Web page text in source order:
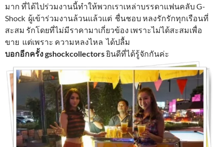
มาก ที่ได้ไปร่วมงานนี้ทำให้พวกเราเหล่าบรรดาแฟนคลับ G-
Shock ผู้เข้าร่วมงานล้วนแล้วแต่ ชื่นชอบ หลงรักรักทุกเรือนที่
สะสม รักโดยที่ไม่มีราคามาเกี่ยวข้อง เพราะไม่ได้สะสมเพื่อ
ขาย แต่เพราะ ความหลงไหล ได้ปลื้ม
บอกอีกครั้ง gshockcollectorsยินดีที่ได้รู้จักกันค่ะ